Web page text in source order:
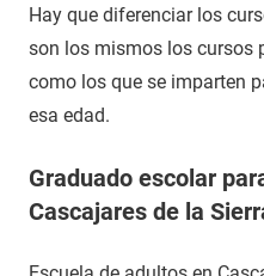
Hay que diferenciar los
son los mismos los cursos
como los que se imparten
esa edad.
Graduado escolar
Cascajares de la